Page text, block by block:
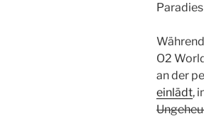
Während
O2
an der
einlädt,